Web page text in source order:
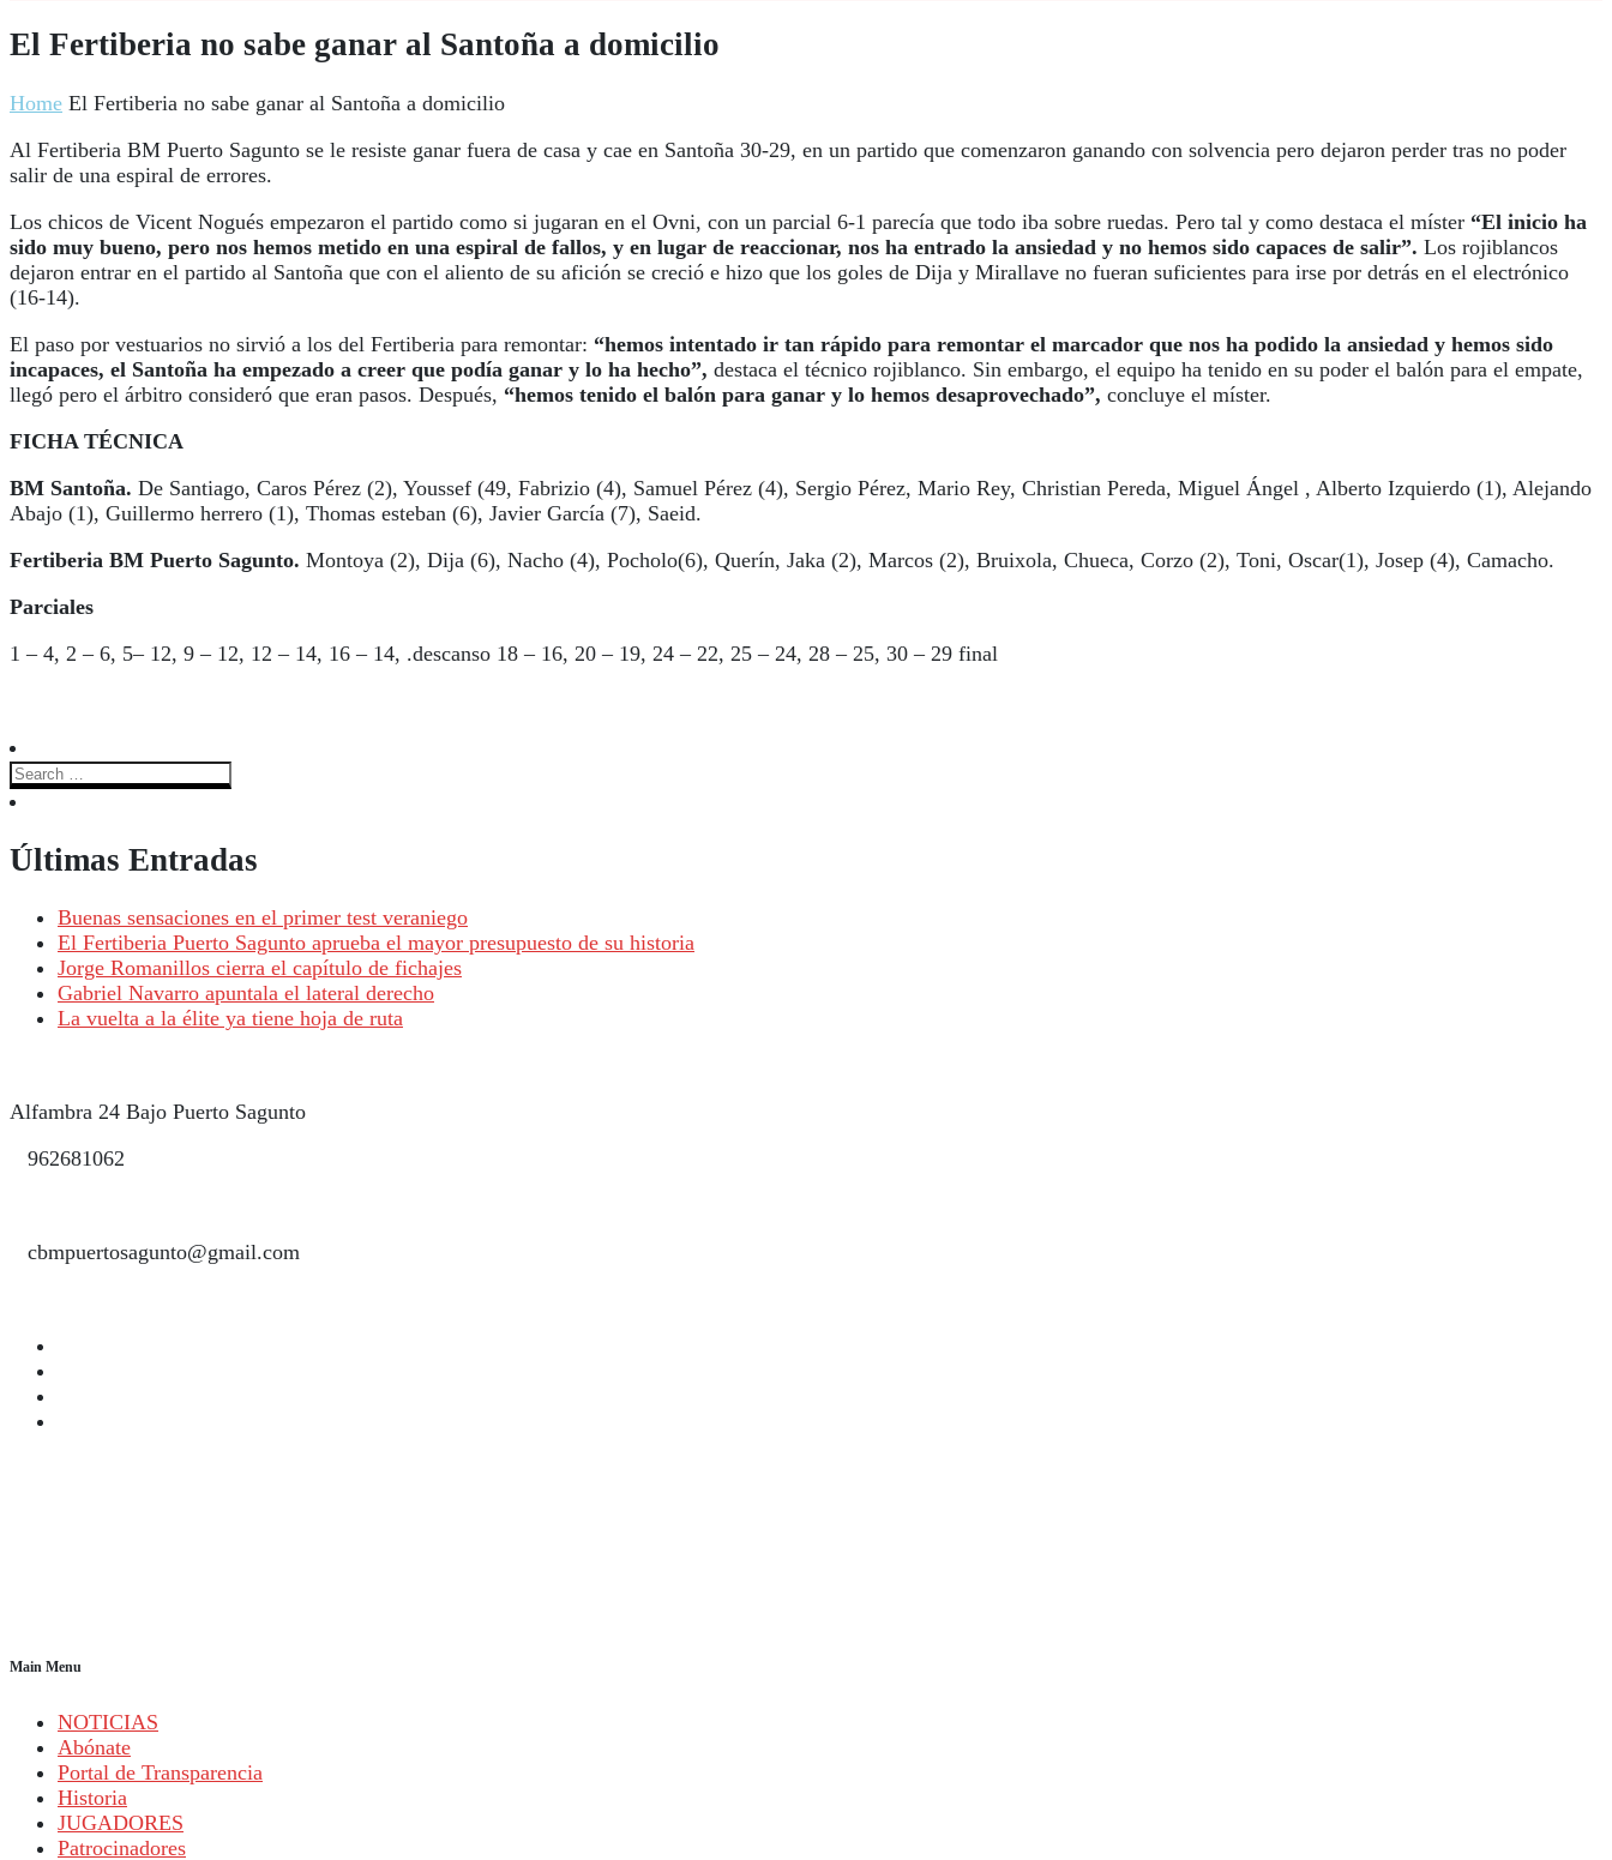
El Fertiberia no sabe ganar al Santoña a domicilio
Home El Fertiberia no sabe ganar al Santoña a domicilio
Al Fertiberia BM Puerto Sagunto se le resiste ganar fuera de casa y cae en Santoña 30-29, en un partido que comenzaron ganando con solvencia pero dejaron perder tras no poder
salir de una espiral de errores.
Los chicos de Vicent Nogués empezaron el partido como si jugaran en el Ovni, con un parcial 6-1 parecía que todo iba sobre ruedas. Pero tal y como destaca el míster “El inicio ha
sido muy bueno, pero nos hemos metido en una espiral de fallos, y en lugar de reaccionar, nos ha entrado la ansiedad y no hemos sido capaces de salir”. Los rojiblancos
dejaron entrar en el partido al Santoña que con el aliento de su afición se creció e hizo que los goles de Dija y Mirallave no fueran suficientes para irse por detrás en el electrónico
(16-14).
El paso por vestuarios no sirvió a los del Fertiberia para remontar: “hemos intentado ir tan rápido para remontar el marcador que nos ha podido la ansiedad y hemos sido
incapaces, el Santoña ha empezado a creer que podía ganar y lo ha hecho”, destaca el técnico rojiblanco. Sin embargo, el equipo ha tenido en su poder el balón para el empate,
llegó pero el árbitro consideró que eran pasos. Después, “hemos tenido el balón para ganar y lo hemos desaprovechado”, concluye el míster.
FICHA TÉCNICA
BM Santoña. De Santiago, Caros Pérez (2), Youssef (49, Fabrizio (4), Samuel Pérez (4), Sergio Pérez, Mario Rey, Christian Pereda, Miguel Ángel , Alberto Izquierdo (1), Alejando
Abajo (1), Guillermo herrero (1), Thomas esteban (6), Javier García (7), Saeid.
Fertiberia BM Puerto Sagunto. Montoya (2), Dija (6), Nacho (4), Pocholo(6), Querín, Jaka (2), Marcos (2), Bruixola, Chueca, Corzo (2), Toni, Oscar(1), Josep (4), Camacho.
Parciales
1 – 4, 2 – 6, 5– 12, 9 – 12, 12 – 14, 16 – 14, .descanso 18 – 16, 20 – 19, 24 – 22, 25 – 24, 28 – 25, 30 – 29 final
Últimas Entradas
Buenas sensaciones en el primer test veraniego
El Fertiberia Puerto Sagunto aprueba el mayor presupuesto de su historia
Jorge Romanillos cierra el capítulo de fichajes
Gabriel Navarro apuntala el lateral derecho
La vuelta a la élite ya tiene hoja de ruta
Alfambra 24 Bajo Puerto Sagunto
962681062
cbmpuertosagunto@gmail.com
Main Menu
NOTICIAS
Abónate
Portal de Transparencia
Historia
JUGADORES
Patrocinadores